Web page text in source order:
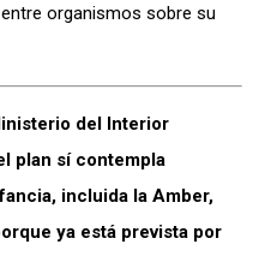
organismos sobre su
del Interior
plan sí contempla
incluida la Amber,
ya está prevista por